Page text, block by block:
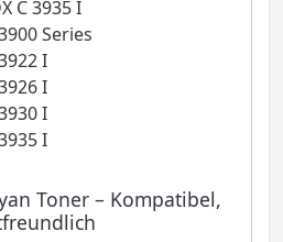
C 3935 I
Series
I
I
I
I
Toner – Kompatibel,